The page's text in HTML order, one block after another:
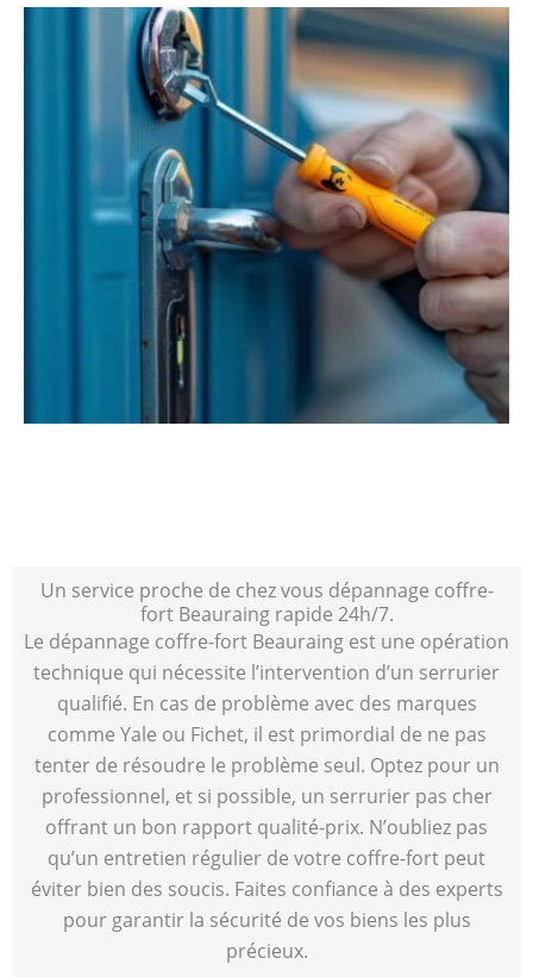
Un service proche de chez vous dépannage coffre-
fort Beauraing rapide 24h/7.
Le dépannage coffre-fort Beauraing est une opération
technique qui nécessite l’intervention d’un serrurier
qualifié. En cas de problème avec des marques
comme Yale ou Fichet, il est primordial de ne pas
tenter de résoudre le problème seul. Optez pour un
professionnel, et si possible, un serrurier pas cher
offrant un bon rapport qualité-prix. N’oubliez pas
qu’un entretien régulier de votre coffre-fort peut
éviter bien des soucis. Faites confiance à des experts
pour garantir la sécurité de vos biens les plus
précieux.